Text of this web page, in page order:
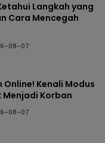
Langkah yang
Cara Mencegah
08-07
Kenali Modus
Menjadi Korban
08-07